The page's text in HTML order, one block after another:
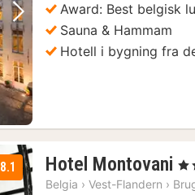
Neste bilde
Award: Best belgisk
Sauna & Hammam
Hotell i bygning fra
8.1 Hotel Montovani 1
, 2
Belgia › Vest-Flandern ›